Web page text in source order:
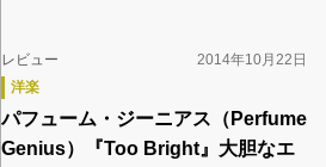
レビュー
2014年10月22日
洋楽
パフューム・ジーニアス（Perfume
Genius）『Too Bright』大胆なエ